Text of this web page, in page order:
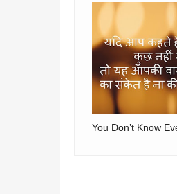
You Don’t Know